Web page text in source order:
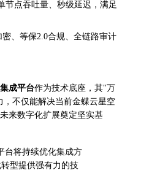
节点吞吐量、秒级延迟，满足
密、等保2.0合规、全链路审计
成平台作为技术底座，其"万
不仅能解决当前金蝶云星空
来数字化扩展奠定坚实基
台将持续优化集成方
型提供强有力的技